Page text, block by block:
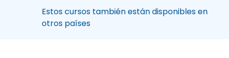
Estos cursos también están disponibles en
otros países